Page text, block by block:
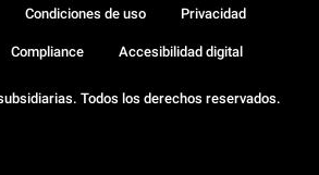
Todos los derechos reservados.
Condiciones de uso Privacidad
Compliance Accesibilidad digital